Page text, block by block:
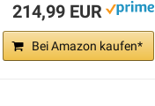
214,99 EUR
Bei Amazon kaufen*